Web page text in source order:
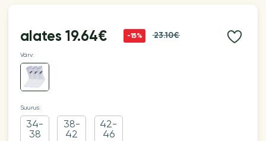
alates19.64€ -15% 23.10€
Värv:
Suurus:
34-
38
38-
42
42-
46